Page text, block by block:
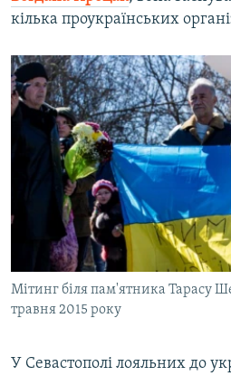
кілька проукраїнських
Мітинг біля пам'ятника Тарасу
травня 2015 року
У Севастополі лояльних до